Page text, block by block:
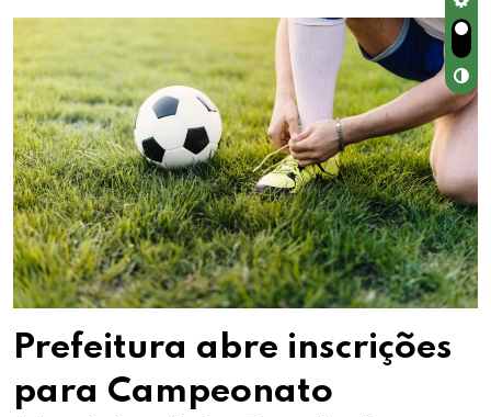
Prefeitura abre inscrições
para Campeonato